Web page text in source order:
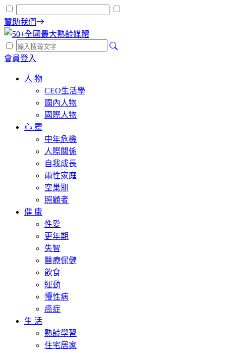
贊助我們
會員登入
人 物
CEO生活學
國內人物
國際人物
心 靈
中年危機
人際關係
自我成長
兩性家庭
空巢期
照顧者
健 康
性愛
更年期
失智
醫療保健
飲食
運動
慢性病
癌症
生 活
熟齡學習
住宅居家